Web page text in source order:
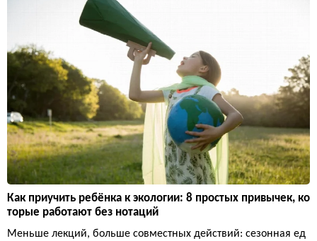
Как приучить ребёнка к экологии: 8 простых привычек, ко
торые работают без нотаций
Меньше лекций, больше совместных действий: сезонная ед